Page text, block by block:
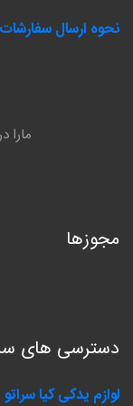
نحوه ارسال سفارشات
مارا
مجوزها
دسترسی های
لوازم یدکی کیا سراتو